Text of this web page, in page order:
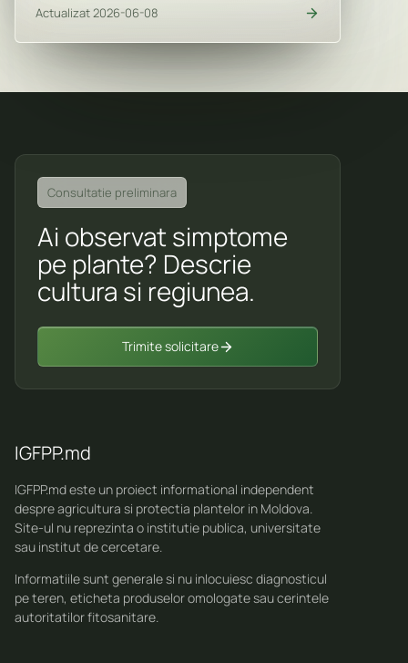
Actualizat 2026-06-08
Consultatie preliminara
Ai observat simptome
pe plante? Descrie
cultura si regiunea.
Trimite solicitare
IGFPP.md
IGFPP.md este un proiect informational independent
despre agricultura si protectia plantelor in Moldova.
Site-ul nu reprezinta o institutie publica, universitate
sau institut de cercetare.
Informatiile sunt generale si nu inlocuiesc diagnosticul
pe teren, eticheta produselor omologate sau cerintele
autoritatilor fitosanitare.